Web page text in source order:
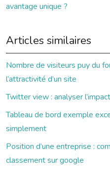
avantage unique ?
Articles similaires
Nombre de visiteurs puy du
l’attractivité d’un site
Twitter view : analyser
Tableau de bord exemple
simplement
Position d’une entreprise :
classement sur google